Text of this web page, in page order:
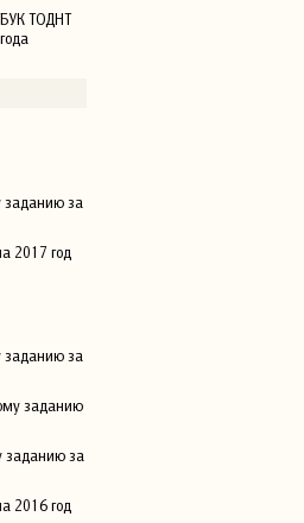
ТОДНТ
заданию за
2017 год
заданию за
заданию
заданию за
2016 год